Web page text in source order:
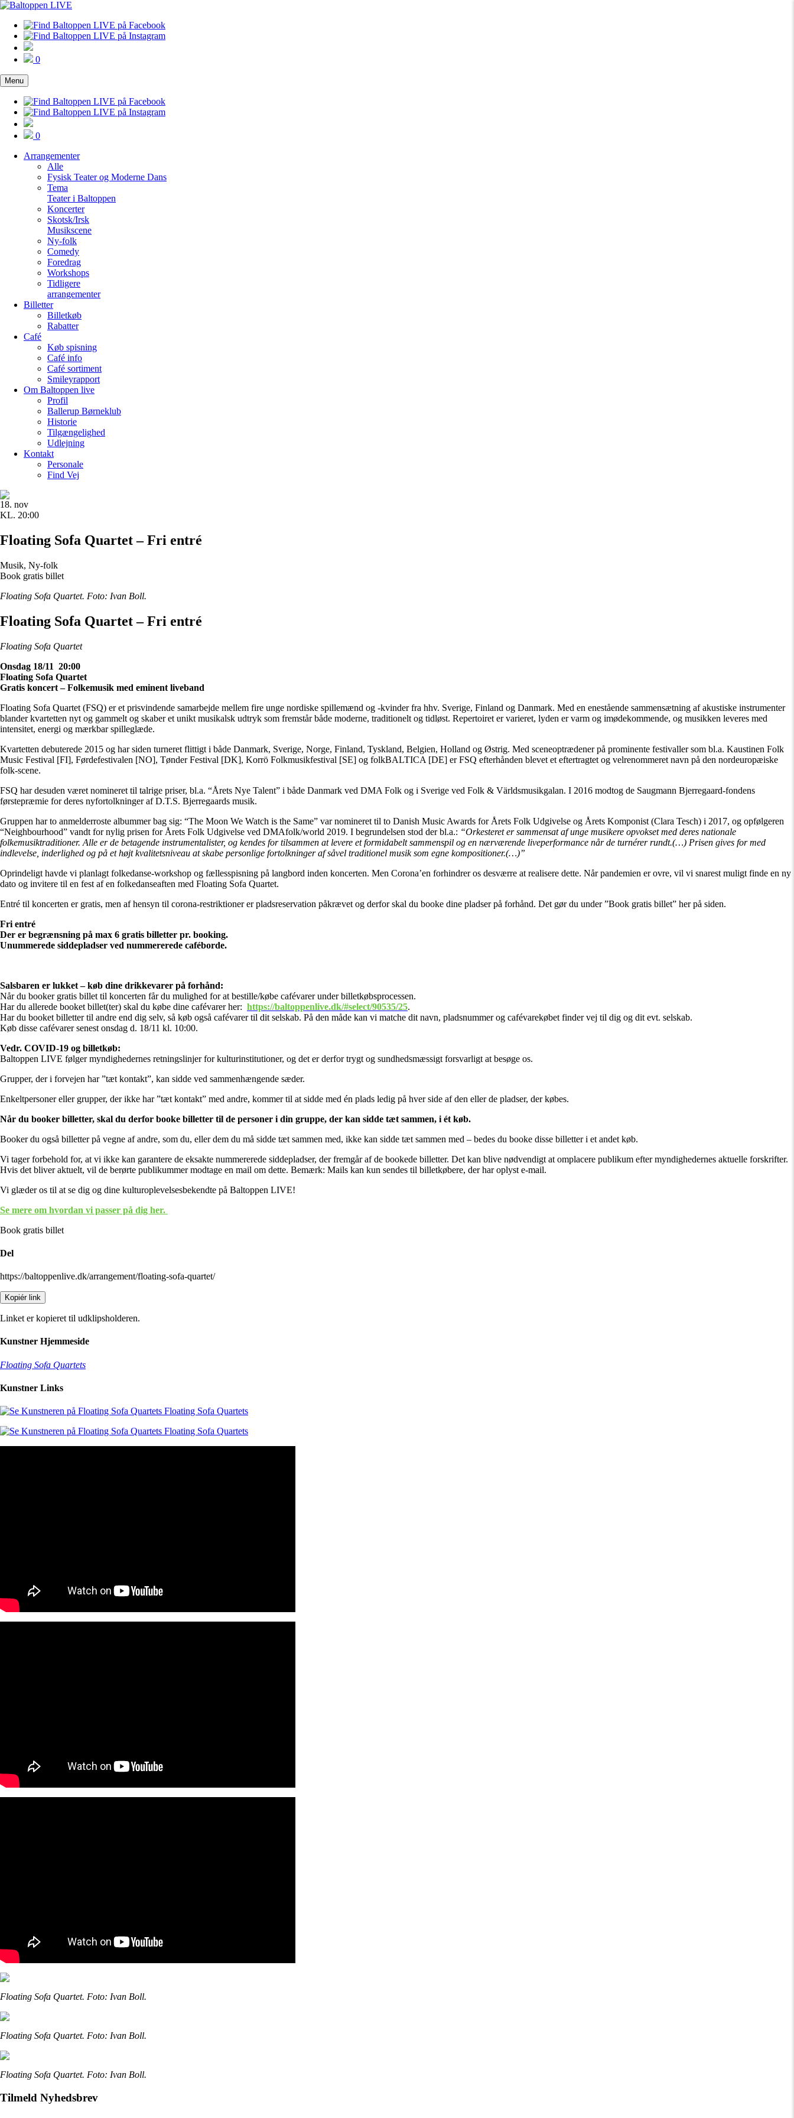
0
Menu
0
Arrangementer
Alle
Fysisk Teater og Moderne Dans
Tema
Teater i Baltoppen
Koncerter
Skotsk/Irsk
Musikscene
Ny-folk
Comedy
Foredrag
Workshops
Tidligere
arrangementer
Billetter
Billetkøb
Rabatter
Café
Køb spisning
Café info
Café sortiment
Smileyrapport
Om Baltoppen live
Profil
Ballerup Børneklub
Historie
Tilgængelighed
Udlejning
Kontakt
Personale
Find Vej
18. nov
KL. 20:00
Floating Sofa Quartet – Fri entré
Musik, Ny-folk
Book gratis billet
Floating Sofa Quartet. Foto: Ivan Boll.
Floating Sofa Quartet – Fri entré
Floating Sofa Quartet
Onsdag 18/11 20:00
Floating Sofa Quartet
Gratis koncert – Folkemusik med eminent liveband
Floating Sofa Quartet (FSQ) er et prisvindende samarbejde mellem fire unge nordiske spillemænd og -kvinder fra hhv. Sverige, Finland og Danmark. Med en enestående sammensætning af akustiske instrumenter
blander kvartetten nyt og gammelt og skaber et unikt musikalsk udtryk som fremstår både moderne, traditionelt og tidløst. Repertoiret er varieret, lyden er varm og imødekommende, og musikken leveres med
intensitet, energi og mærkbar spilleglæde.
Kvartetten debuterede 2015 og har siden turneret flittigt i både Danmark, Sverige, Norge, Finland, Tyskland, Belgien, Holland og Østrig. Med sceneoptrædener på prominente festivaller som bl.a. Kaustinen Folk
Music Festival [FI], Førdefestivalen [NO], Tønder Festival [DK], Korrö Folkmusikfestival [SE] og folkBALTICA [DE] er FSQ efterhånden blevet et eftertragtet og velrenommeret navn på den nordeuropæiske
folk-scene.
FSQ har desuden været nomineret til talrige priser, bl.a. “Årets Nye Talent” i både Danmark ved DMA Folk og i Sverige ved Folk & Världsmusikgalan. I 2016 modtog de Saugmann Bjerregaard-fondens
førstepræmie for deres nyfortolkninger af D.T.S. Bjerregaards musik.
Gruppen har to anmelderroste albummer bag sig: “The Moon We Watch is the Same” var nomineret til to Danish Music Awards for Årets Folk Udgivelse og Årets Komponist (Clara Tesch) i 2017, og opfølgeren
“Neighbourhood” vandt for nylig prisen for Årets Folk Udgivelse ved DMAfolk/world 2019. I begrundelsen stod der bl.a.: “Orkesteret er sammensat af unge musikere opvokset med deres nationale
folkemusiktraditioner. Alle er de betagende instrumentalister, og kendes for tilsammen at levere et formidabelt sammenspil og en nærværende liveperformance når de turnérer rundt.(…) Prisen gives for med
indlevelse, inderlighed og på et højt kvalitetsniveau at skabe personlige fortolkninger af såvel traditionel musik som egne kompositioner.(…)”
Oprindeligt havde vi planlagt folkedanse-workshop og fællesspisning på langbord inden koncerten. Men Corona’en forhindrer os desværre at realisere dette. Når pandemien er ovre, vil vi snarest muligt finde en ny
dato og invitere til en fest af en folkedanseaften med Floating Sofa Quartet.
Entré til koncerten er gratis, men af hensyn til corona-restriktioner er pladsreservation påkrævet og derfor skal du booke dine pladser på forhånd. Det gør du under ”Book gratis billet” her på siden.
Fri entré
Der er begrænsning på max 6 gratis billetter pr. booking.
Unummerede siddepladser ved nummererede caféborde.
Salsbaren er lukket – køb dine drikkevarer på forhånd:
Når du booker gratis billet til koncerten får du mulighed for at bestille/købe cafévarer under billetkøbsprocessen.
Har du allerede booket billet(ter) skal du købe dine cafévarer her: https://baltoppenlive.dk/#select/90535/25.
Har du booket billetter til andre end dig selv, så køb også cafévarer til dit selskab. På den måde kan vi matche dit navn, pladsnummer og cafévarekøbet finder vej til dig og dit evt. selskab.
Køb disse cafévarer senest onsdag d. 18/11 kl. 10:00.
Vedr. COVID-19 og billetkøb:
Baltoppen LIVE følger myndighedernes retningslinjer for kulturinstitutioner, og det er derfor trygt og sundhedsmæssigt forsvarligt at besøge os.
Grupper, der i forvejen har ”tæt kontakt”, kan sidde ved sammenhængende sæder.
Enkeltpersoner eller grupper, der ikke har ”tæt kontakt” med andre, kommer til at sidde med én plads ledig på hver side af den eller de pladser, der købes.
Når du booker billetter, skal du derfor booke billetter til de personer i din gruppe, der kan sidde tæt sammen, i ét køb.
Booker du også billetter på vegne af andre, som du, eller dem du må sidde tæt sammen med, ikke kan sidde tæt sammen med – bedes du booke disse billetter i et andet køb.
Vi tager forbehold for, at vi ikke kan garantere de eksakte nummererede siddepladser, der fremgår af de bookede billetter. Det kan blive nødvendigt at omplacere publikum efter myndighedernes aktuelle forskrifter.
Hvis det bliver aktuelt, vil de berørte publikummer modtage en mail om dette. Bemærk: Mails kan kun sendes til billetkøbere, der har oplyst e-mail.
Vi glæder os til at se dig og dine kulturoplevelsesbekendte på Baltoppen LIVE!
Se mere om hvordan vi passer på dig her.
Book gratis billet
Del
https://baltoppenlive.dk/arrangement/floating-sofa-quartet/
Kopiér link
Linket er kopieret til udklipsholderen.
Kunstner Hjemmeside
Floating Sofa Quartets
Kunstner Links
Floating Sofa Quartets
Floating Sofa Quartets
Floating Sofa Quartet. Foto: Ivan Boll.
Floating Sofa Quartet. Foto: Ivan Boll.
Floating Sofa Quartet. Foto: Ivan Boll.
Tilmeld Nyhedsbrev